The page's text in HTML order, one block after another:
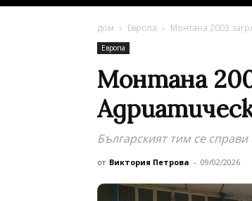
дом Европа Монтана 2003
Европа
Монтана
Българският тим се
от Виктория Петрова - 09/02/2026